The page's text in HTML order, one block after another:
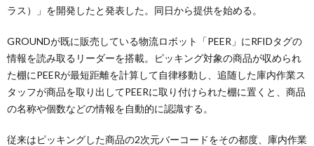
ラス）」を開発したと発表した。同日から提供を始める。
GROUNDが既に販売している物流ロボット「PEER」にRFIDタグの
情報を読み取るリーダーを搭載。ピッキング対象の商品が収められ
た棚にPEERが最短距離を計算して自律移動し、追随した庫内作業ス
タッフが商品を取り出してPEERに取り付けられた棚に置くと、商品
の名称や個数などの情報を自動的に認識する。
従来はピッキングした商品の2次元バーコードをその都度、庫内作業